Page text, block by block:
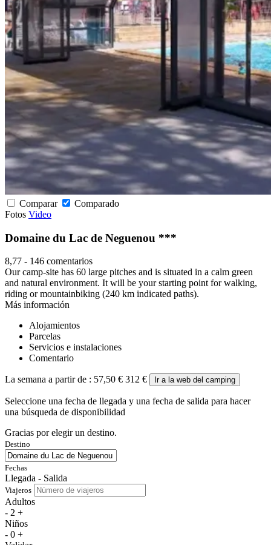
Comparar
Comparado
Fotos Video
Domaine du Lac de Neguenou ***
8,77 - 146 comentarios
Our camp-site has 60 large pitches and is situated in a calm green
and natural environment. It will be your starting point for walking,
riding or mountainbiking (240 km indicated paths).
Más información
Alojamientos
Parcelas
Servicios e instalaciones
Comentario
La semana a partir de : 57,50 € 312 € Ir a la web del camping
Seleccione una fecha de llegada y una fecha de salida para hacer
una búsqueda de disponibilidad
Gracias por elegir un destino.
Destino
Fechas
Llegada - Salida
Viajeros
Adultos
- 2 +
Niños
- 0 +